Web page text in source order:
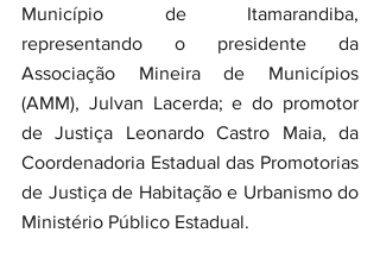
Município de Itamarandiba,
representando o presidente da
Associação Mineira de Municípios
(AMM), Julvan Lacerda; e do promotor
de Justiça Leonardo Castro Maia, da
Coordenadoria Estadual das Promotorias
de Justiça de Habitação e Urbanismo do
Ministério Público Estadual.